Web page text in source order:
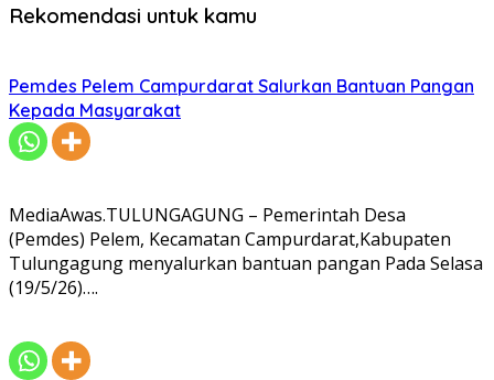
Rekomendasi untuk kamu
Pemdes Pelem Campurdarat Salurkan Bantuan Pangan
Kepada Masyarakat
MediaAwas.TULUNGAGUNG – Pemerintah Desa
(Pemdes) Pelem, Kecamatan Campurdarat,Kabupaten
Tulungagung menyalurkan bantuan pangan Pada Selasa
(19/5/26)….